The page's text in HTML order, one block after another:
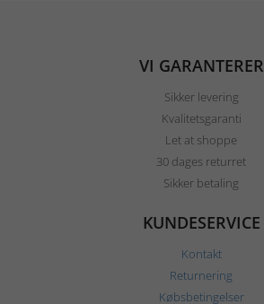
VI GARANTERER
Sikker levering
Kvalitetsgaranti
Let at shoppe
30 dages returret
Sikker betaling
KUNDESERVICE
Kontakt
Returnering
Købsbetingelser